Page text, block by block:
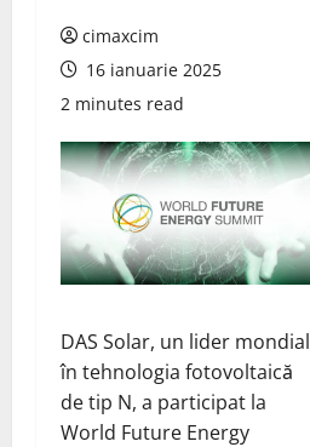
cimaxcim
16 ianuarie 2025
2 minutes read
DAS Solar, un lider mondial
în tehnologia fotovoltaică
de tip N, a participat la
World Future Energy